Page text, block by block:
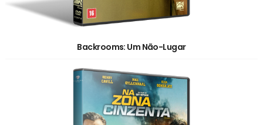
Backrooms: Um Não-Lugar